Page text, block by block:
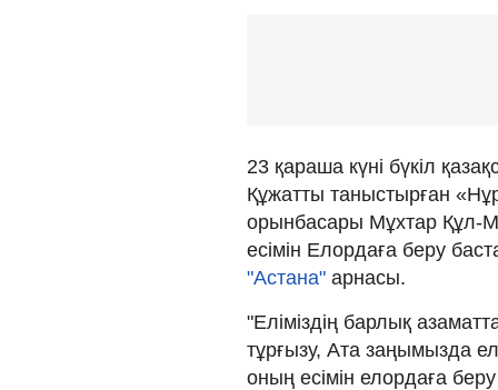
23 қараша күні бүкіл
Құжатты таныстырған
орынбасары Мұхтар Құл-
есімін Елордаға беру
"Астана" арнасы.
"Еліміздің барлық
тұрғызу, Ата заңымызда
оның есімін елордаға